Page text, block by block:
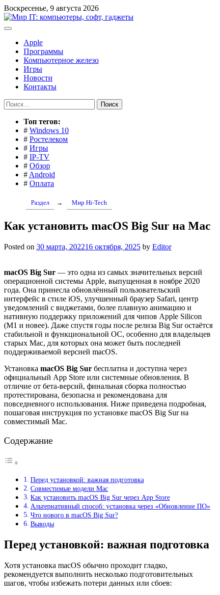
Перейти
к
содержимому
Воскресенье, 9 августа 2026
Apple
Программы
Компьютерное железо
Игры
Новости
Контакты
Найти:
Toп тегов:
# Windows 10
# Ростелеком
# Игры
# IP-TV
# Обзор
# Android
# Оплата
Раздел → Мир Hi-Tech
Как установить macOS Big Sur на Mac
Posted on 30 марта, 202216 октября, 2025 by Editor
macOS Big Sur — это одна из самых значительных версий
операционной системы Apple, выпущенная в ноябре 2020
года. Она принесла обновлённый пользовательский
интерфейс в стиле iOS, улучшенный браузер Safari, центр
уведомлений с виджетами, более плавную анимацию и
нативную поддержку приложений для чипов Apple Silicon
(M1 и новее). Даже спустя годы после релиза Big Sur остаётся
стабильной и функциональной ОС, особенно для владельцев
старых Mac, для которых она может быть последней
поддерживаемой версией macOS.
Установка macOS Big Sur бесплатна и доступна через
официальный App Store или системные обновления. В
отличие от бета-версий, финальная сборка полностью
протестирована, безопасна и рекомендована для
повседневного использования. Ниже приведена подробная,
пошаговая инструкция по установке macOS Big Sur на
совместимый Mac.
Содержание
Перед установкой: важная подготовка
Совместимые модели Mac
Как установить macOS Big Sur через App Store
Альтернативный способ: установка через «Обновление ПО»
Что нового в macOS Big Sur?
Выводы
Перед установкой: важная подготовка
Хотя установка macOS обычно проходит гладко,
рекомендуется выполнить несколько подготовительных
шагов, чтобы избежать потери данных или сбоев: